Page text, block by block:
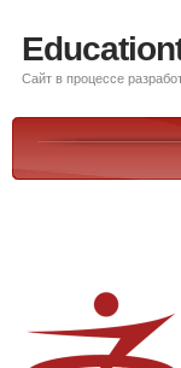
Сайт в процессе